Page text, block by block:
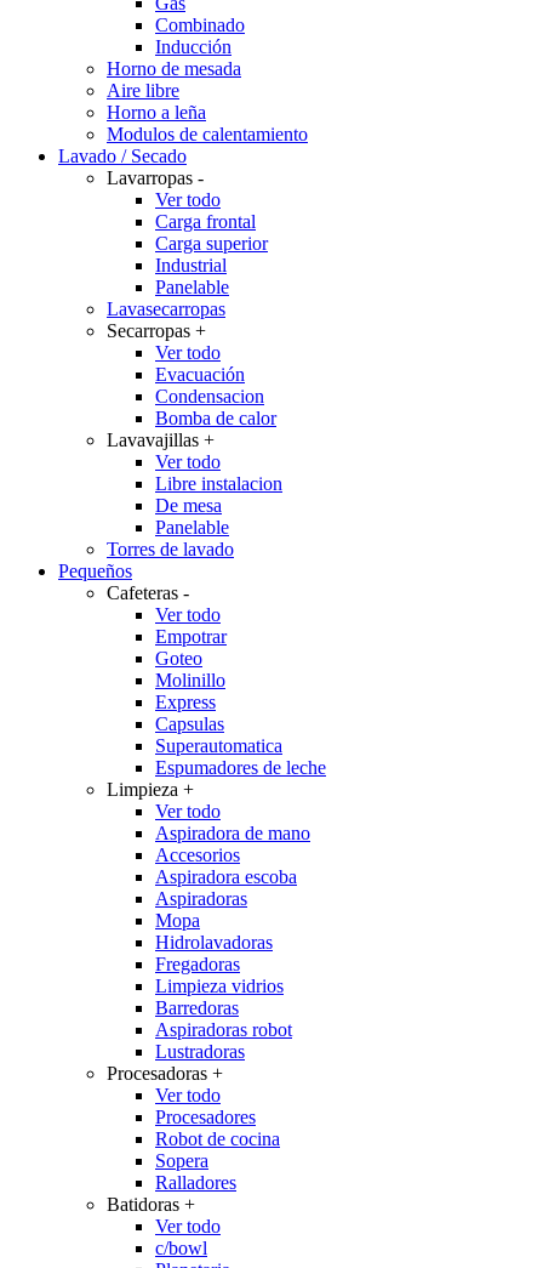
Combinado
Inducción
Horno de mesada
Aire libre
Horno a leña
Modulos de calentamiento
Lavado / Secado
Lavarropas -
Ver todo
Carga frontal
Carga superior
Industrial
Panelable
Lavasecarropas
Secarropas +
Ver todo
Evacuación
Condensacion
Bomba de calor
Lavavajillas +
Ver todo
Libre instalacion
De mesa
Panelable
Torres de lavado
Pequeños
Cafeteras -
Ver todo
Empotrar
Goteo
Molinillo
Express
Capsulas
Superautomatica
Espumadores de leche
Limpieza +
Ver todo
Aspiradora de mano
Accesorios
Aspiradora escoba
Aspiradoras
Mopa
Hidrolavadoras
Fregadoras
Limpieza vidrios
Barredoras
Aspiradoras robot
Lustradoras
Procesadoras +
Ver todo
Procesadores
Robot de cocina
Sopera
Ralladores
Batidoras +
Ver todo
c/bowl